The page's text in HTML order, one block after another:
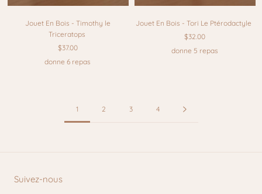
Jouet En Bois - Timothy le
Triceratops
$37.00
donne 6 repas
Jouet En Bois - Tori Le Ptérodactyle
$32.00
donne 5 repas
1 2 3 4
Suivez-nous